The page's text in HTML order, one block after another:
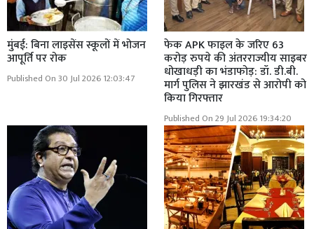
मुंबई: बिना लाइसेंस स्कूलों में भोजन
आपूर्ति पर रोक
Published On 30 Jul 2026 12:03:47
फेक APK फाइल के जरिए 63
करोड़ रुपये की अंतरराज्यीय साइबर
धोखाधड़ी का भंडाफोड़: डॉ. डी.बी.
मार्ग पुलिस ने झारखंड से आरोपी को
किया गिरफ्तार
Published On 29 Jul 2026 19:34:20